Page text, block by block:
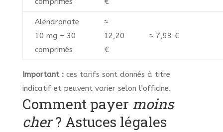
Alendronate
10 mg – 30
comprimés
≈
12,20
€
≈ 7,93 €
Important :ces tarifs sont donnés à titre
indicatif et peuvent varier selon l’officine.
Comment payer moins
cher? Astuces légales